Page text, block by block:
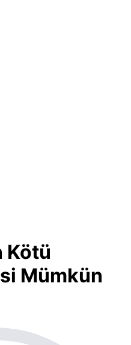
Kötü
Mümkün